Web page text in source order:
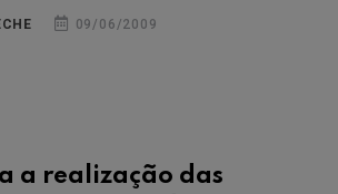
09/06/2009
a realização das